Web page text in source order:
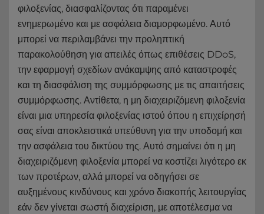
φιλοξενίας, διασφαλίζοντας ότι παραμένει
ενημερωμένο και με ασφάλεια διαμορφωμένο. Αυτό
μπορεί να περιλαμβάνει την προληπτική
παρακολούθηση για απειλές όπως επιθέσεις DDoS,
την εφαρμογή σχεδίων ανάκαμψης από καταστροφές
και τη διασφάλιση της συμμόρφωσης με τις απαιτήσεις
συμμόρφωσης. Αντίθετα, η μη διαχειριζόμενη φιλοξενία
είναι μια υπηρεσία φιλοξενίας ιστού όπου η επιχείρησή
σας είναι αποκλειστικά υπεύθυνη για την υποδομή και
την ασφάλεια του δικτύου της. Αυτό σημαίνει ότι η μη
διαχειριζόμενη φιλοξενία μπορεί να κοστίζει λιγότερο εκ
των προτέρων, αλλά μπορεί να οδηγήσει σε
αυξημένους κινδύνους και χρόνο διακοπής λειτουργίας
εάν δεν γίνεται σωστή διαχείριση, με αποτέλεσμα να